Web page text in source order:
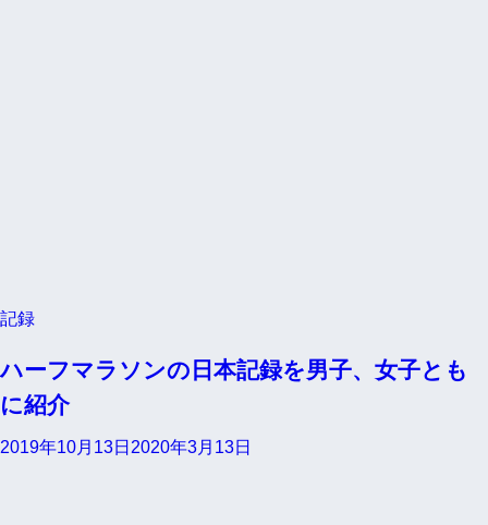
記録
ハーフマラソンの日本記録を男子、女子とも
に紹介
2019年10月13日 2020年3月13日